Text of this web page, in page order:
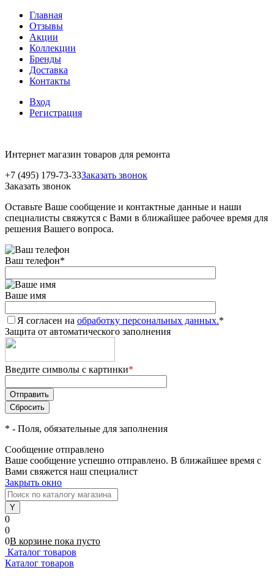
Главная
Отзывы
Акции
Коллекции
Бренды
Доставка
Контакты
Вход
Регистрация
Интернет магазин товаров для ремонта
+7 (495) 179-73-33Заказать звонок
Заказать звонок
Оставьте Ваше сообщение и контактные данные и наши
специалисты свяжутся с Вами в ближайшее рабочее время для
решения Вашего вопроса.
Ваш телефон*
Ваше имя
Я согласен на обработку персональных данных.*
Защита от автоматического заполнения
Введите символы с картинки*
* - Поля, обязательные для заполнения
Сообщение отправлено
Ваше сообщение успешно отправлено. В ближайшее время с
Вами свяжется наш специалист
Закрыть окно
0
0
0В корзине пока пусто
Каталог товаров
Каталог товаров